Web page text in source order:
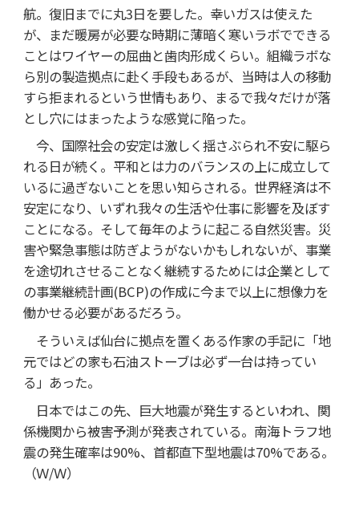
航。復旧までに丸3日を要した。幸いガスは使えた
が、まだ暖房が必要な時期に薄暗く寒いラボでできる
ことはワイヤーの屈曲と歯肉形成くらい。組織ラボな
ら別の製造拠点に赴く手段もあるが、当時は人の移動
すら拒まれるという世情もあり、まるで我々だけが落
とし穴にはまったような感覚に陥った。
今、国際社会の安定は激しく揺さぶられ不安に駆ら
れる日が続く。平和とは力のバランスの上に成立して
いるに過ぎないことを思い知らされる。世界経済は不
安定になり、いずれ我々の生活や仕事に影響を及ぼす
ことになる。そして毎年のように起こる自然災害。災
害や緊急事態は防ぎようがないかもしれないが、事業
を途切れさせることなく継続するためには企業として
の事業継続計画(BCP)の作成に今まで以上に想像力を
働かせる必要があるだろう。
そういえば仙台に拠点を置くある作家の手記に「地
元ではどの家も石油ストーブは必ず一台は持ってい
る」あった。
日本ではこの先、巨大地震が発生するといわれ、関
係機関から被害予測が発表されている。南海トラフ地
震の発生確率は90%、首都直下型地震は70%である。
（Ｗ/Ｗ）